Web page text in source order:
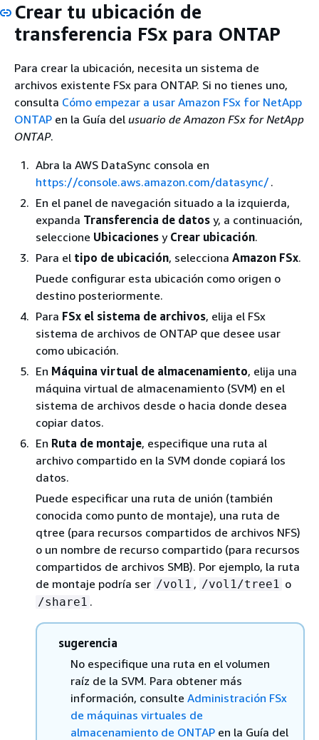
Crear tu ubicación de
transferencia FSx para ONTAP
Para crear la ubicación, necesita un sistema de
archivos existente FSx para ONTAP. Si no tienes uno,
consulta Cómo empezar a usar Amazon FSx for NetApp
ONTAP en la Guía del usuario de Amazon FSx for NetApp
ONTAP.
Abra la AWS DataSync consola en
https://console.aws.amazon.com/datasync/.
En el panel de navegación situado a la izquierda,
expanda Transferencia de datos y, a continuación,
seleccione Ubicaciones y Crear ubicación.
Para el tipo de ubicación, selecciona Amazon FSx.
Puede configurar esta ubicación como origen o
destino posteriormente.
Para FSx el sistema de archivos, elija el FSx
sistema de archivos de ONTAP que desee usar
como ubicación.
En Máquina virtual de almacenamiento, elija una
máquina virtual de almacenamiento (SVM) en el
sistema de archivos desde o hacia donde desea
copiar datos.
En Ruta de montaje, especifique una ruta al
archivo compartido en la SVM donde copiará los
datos.
Puede especificar una ruta de unión (también
conocida como punto de montaje), una ruta de
qtree (para recursos compartidos de archivos NFS)
o un nombre de recurso compartido (para recursos
compartidos de archivos SMB). Por ejemplo, la ruta
de montaje podría ser /vol1 , /vol1/tree1 o
/share1 .
sugerencia
No especifique una ruta en el volumen
raíz de la SVM. Para obtener más
información, consulte Administración FSx
de máquinas virtuales de
almacenamiento de ONTAP en la Guía del